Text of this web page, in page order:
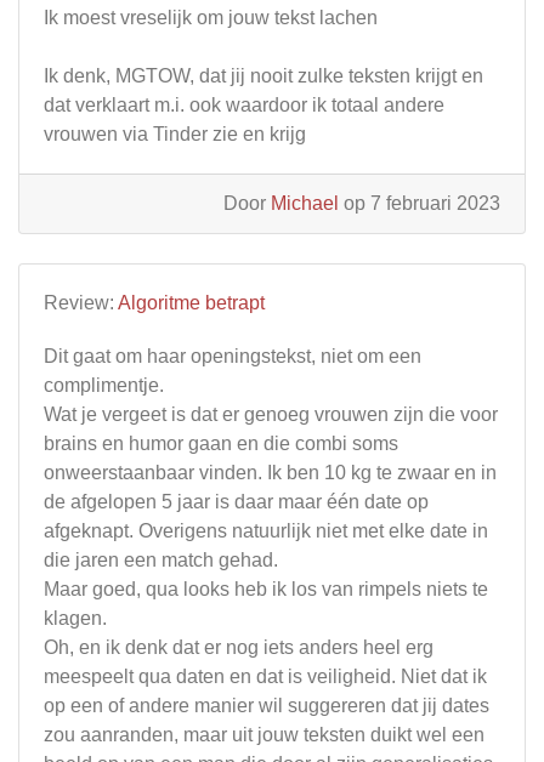
Ik moest vreselijk om jouw tekst lachen
Ik denk, MGTOW, dat jij nooit zulke teksten krijgt en
dat verklaart m.i. ook waardoor ik totaal andere
vrouwen via Tinder zie en krijg
Door Michael op 7 februari 2023
Review: Algoritme betrapt
Dit gaat om haar openingstekst, niet om een
complimentje.
Wat je vergeet is dat er genoeg vrouwen zijn die voor
brains en humor gaan en die combi soms
onweerstaanbaar vinden. Ik ben 10 kg te zwaar en in
de afgelopen 5 jaar is daar maar één date op
afgeknapt. Overigens natuurlijk niet met elke date in
die jaren een match gehad.
Maar goed, qua looks heb ik los van rimpels niets te
klagen.
Oh, en ik denk dat er nog iets anders heel erg
meespeelt qua daten en dat is veiligheid. Niet dat ik
op een of andere manier wil suggereren dat jij dates
zou aanranden, maar uit jouw teksten duikt wel een